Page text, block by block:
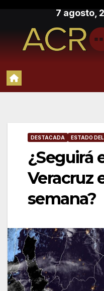
contenido
7 agosto,
DESTACADA ESTADO
¿Seguirá
Veracruz
semana?